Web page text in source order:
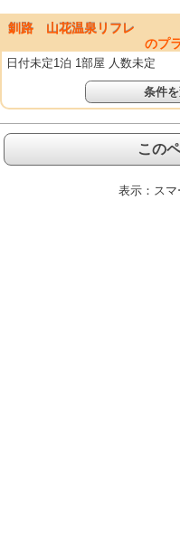
釧路 山花温泉リフレ
のプ
日付未定1泊 1部屋 人数未定
条件
この
表示： スマ